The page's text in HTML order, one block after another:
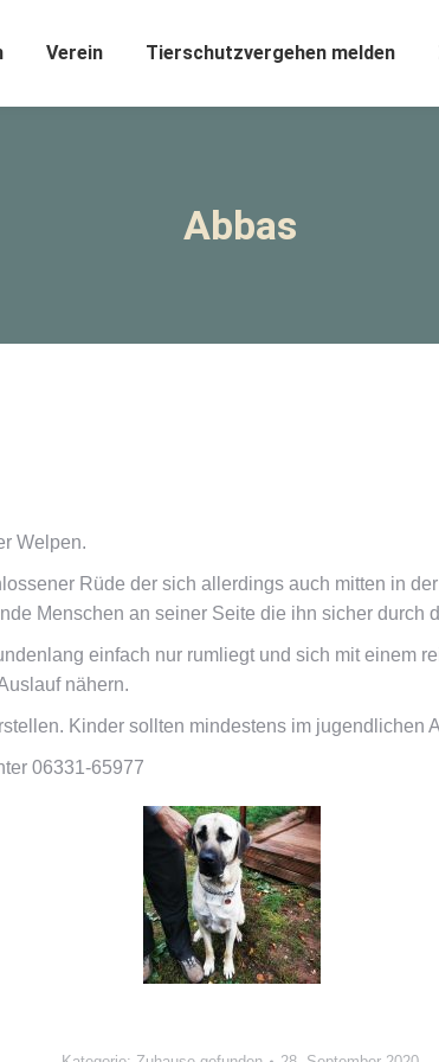
Verein Tierschutzvergehen melden
Abbas
Welpen.
Rüde der sich allerdings auch mitten in
Menschen an seiner Seite die ihn sicher durch
einfach nur rumliegt und sich mit einem
nähern.
Kinder sollten mindestens im jugendlichen
06331-65977